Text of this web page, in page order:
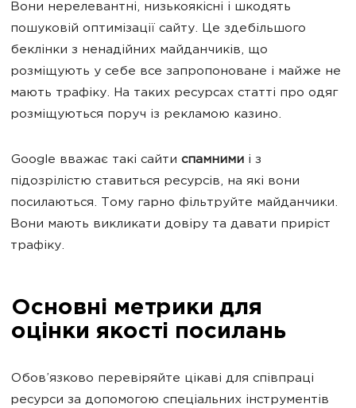
Вони нерелевантні, низькоякісні і шкодять
пошуковій оптимізації сайту. Це здебільшого
беклінки з ненадійних майданчиків, що
розміщують у себе все запропоноване і майже не
мають трафіку. На таких ресурсах статті про одяг
розміщуються поруч із рекламою казино.
Google вважає такі сайти спамними і з
підозрілістю ставиться ресурсів, на які вони
посилаються. Тому гарно фільтруйте майданчики.
Вони мають викликати довіру та давати приріст
трафіку.
Основні метрики для
оцінки якості посилань
Обов’язково перевіряйте цікаві для співпраці
ресурси за допомогою спеціальних інструментів